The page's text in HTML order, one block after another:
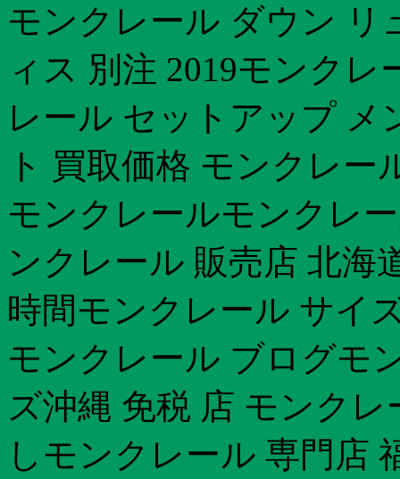
モンクレール ダウン リ
ィス 別注 2019モンク
レール セットアップ
ト 買取価格 モンクレ
モンクレールモンクレ
ンクレール 販売店 北海
時間モンクレール サイ
モンクレール ブログモ
ズ沖縄 免税 店 モンク
しモンクレール 専門店